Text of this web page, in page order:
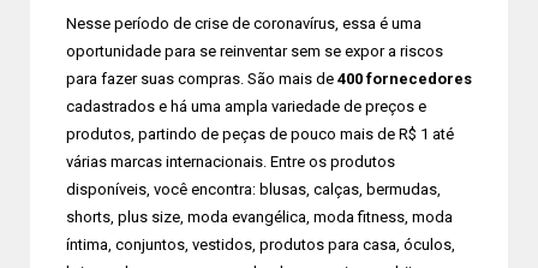
Nesse período de crise de coronavírus, essa é uma
oportunidade para se reinventar sem se expor a riscos
para fazer suas compras. São mais de 400 fornecedores
cadastrados e há uma ampla variedade de preços e
produtos, partindo de peças de pouco mais de R$ 1 até
várias marcas internacionais. Entre os produtos
disponíveis, você encontra: blusas, calças, bermudas,
shorts, plus size, moda evangélica, moda fitness, moda
íntima, conjuntos, vestidos, produtos para casa, óculos,